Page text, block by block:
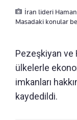
İran lideri
Masadaki konular
Pezeşkiyan ve
ülkelerle
imkanları
kaydedildi.